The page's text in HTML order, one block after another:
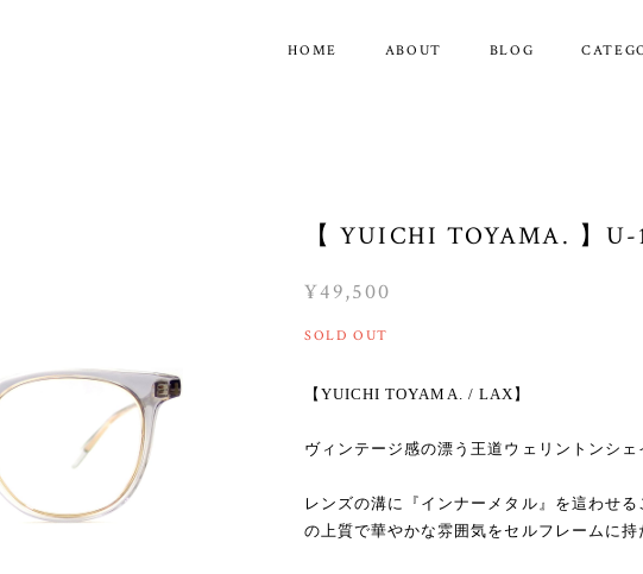
HOME ABOUT BLOG
【 YUICHI TOYAMA. 】
¥49,500
SOLD OUT
【YUICHI TOYAMA. / LAX】
ヴィンテージ感の漂う王道ウェリントンシェ
レンズの溝に『インナーメタル』を這わせ
の上質で華やかな雰囲気をセルフレームに持